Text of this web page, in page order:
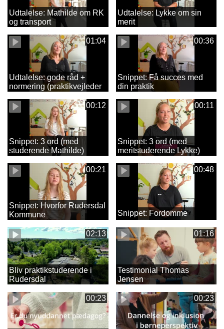
Udtalelse: Mathilde om RK
og transport
Udtalelse: Lykke om sin
merit
01:04
Udtalelse: gode råd +
normering (praktikvejleder
00:36
Snippet: Få succes med
din praktik
00:12
Snippet: 3 ord (med
studerende Mathilde)
00:11
Snippet: 3 ord (med
meritstuderende Lykke)
00:21
Snippet: Hvorfor Rudersdal
Kommune
00:48
Snippet: Fordomme
02:13
Bliv praktikstuderende i
Rudersdal
01:16
Testimonial Thomas
Jensen
00:23 00:23